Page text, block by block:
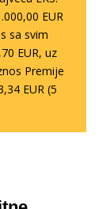
EUR
sa svim
EUR, uz
Premije
EUR (5